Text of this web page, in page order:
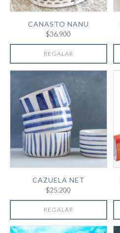
CANASTO NANU
$36.900
REGALAR
CAZUELA NET
$25.200
REGALAR